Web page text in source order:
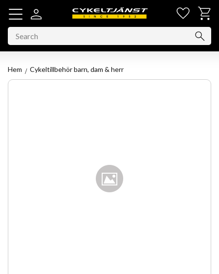
Menu
Basket
Hem Cykeltillbehör barn, dam & herr